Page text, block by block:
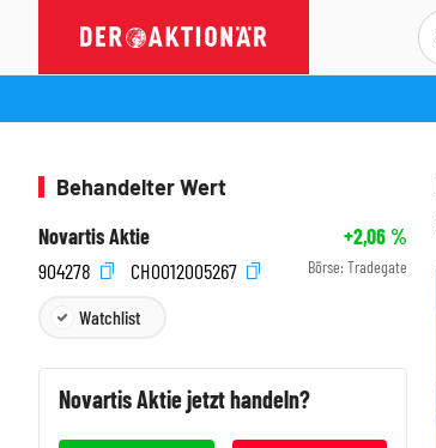
Behandelter Wert
Novartis Aktie
+2,06%
904278
CH0012005267 Börse: Tradegate
Watchlist
NovartisAktie jetzt handeln?